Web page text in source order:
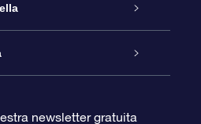
OSR
newsletter gratuita